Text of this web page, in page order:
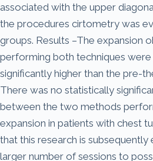
associated with the upper
the procedures cirtometry was
groups. Results –The expansion
performing both techniques
significantly higher than the pre-
There was no statistically
between the two methods
expansion in patients with chest
that this research is
larger number of sessions to